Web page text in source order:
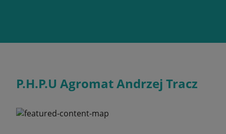
P.H.P.U Agromat Andrzej Tracz